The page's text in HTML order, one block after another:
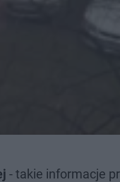
- takie informacje